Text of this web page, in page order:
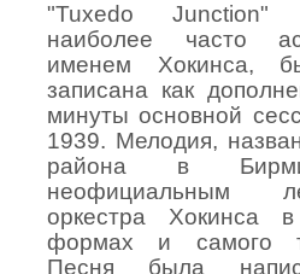
"Tuxedo Junction"
наиболее часто
именем Хокинса,
записана как
минуты основной
1939. Мелодия,
района в
неофициальным
оркестра Хокинса
формах и самого
Песня была